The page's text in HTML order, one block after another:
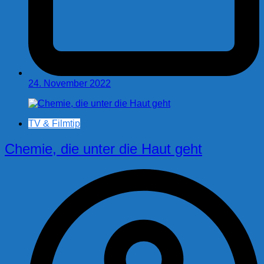
24. November 2022
TV & Filmtip
Chemie, die unter die Haut geht